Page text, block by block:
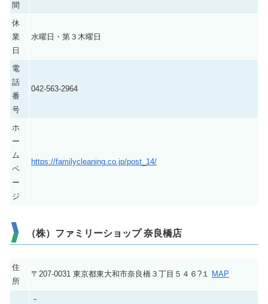
間
休
業
日
水曜日・第３木曜日
電
話
番
号
042-563-2964
ホ
ー
ム
ペ
ー
ジ
https://familycleaning.co.jp/post_14/
（株）ファミリーショップ 奈良橋店
住
所
〒207-0031 東京都東大和市奈良橋３丁目５４６?１ MAP
－